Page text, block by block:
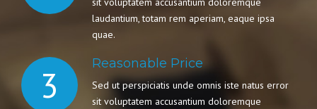
laudantium, totam rem aperiam, eaque ipsa
quae.
3 Reasonable Price
Sed ut perspiciatis unde omnis iste natus error
sit voluptatem accusantium doloremque